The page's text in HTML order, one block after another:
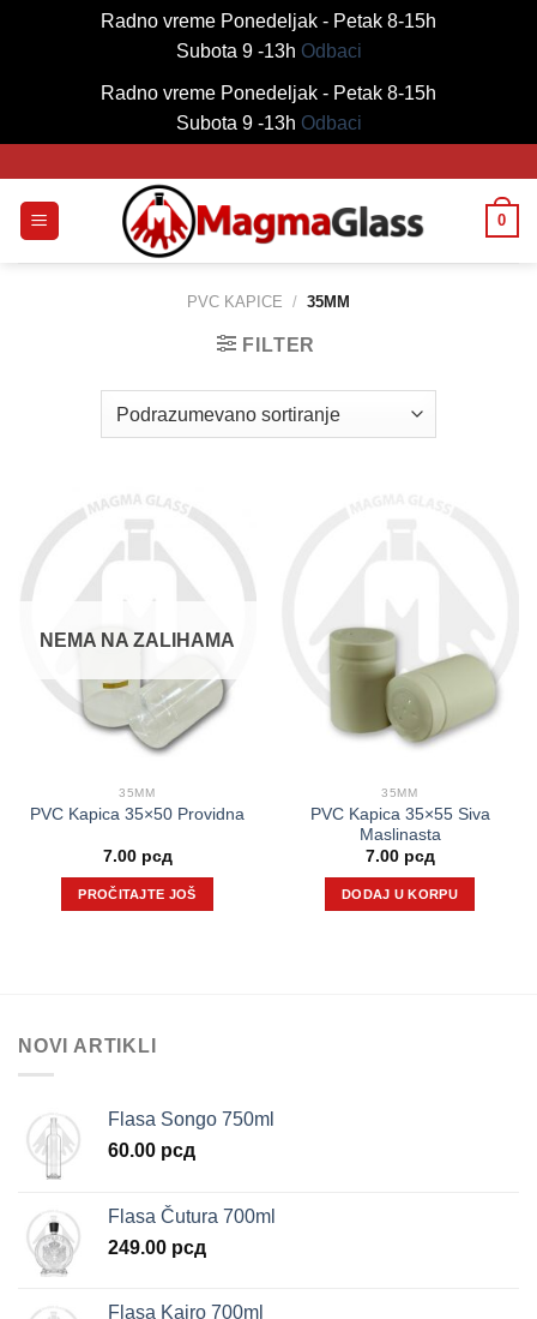
Radno vreme Ponedeljak - Petak 8-15h
Subota 9 -13h Odbaci
Radno vreme Ponedeljak - Petak 8-15h
Subota 9 -13h Odbaci
content
0
PVC KAPICE / 35MM
FILTER
NEMA NA ZALIHAMA
35MM
PVC Kapica 35×50 Providna
7.00 рсд
PROČITAJTE JOŠ
35MM
PVC Kapica 35×55 Siva
Maslinasta
7.00 рсд
DODAJ U KORPU
NOVI ARTIKLI
Flasa Songo 750ml
60.00 рсд
Flasa Čutura 700ml
249.00 рсд
Flasa Kairo 700ml